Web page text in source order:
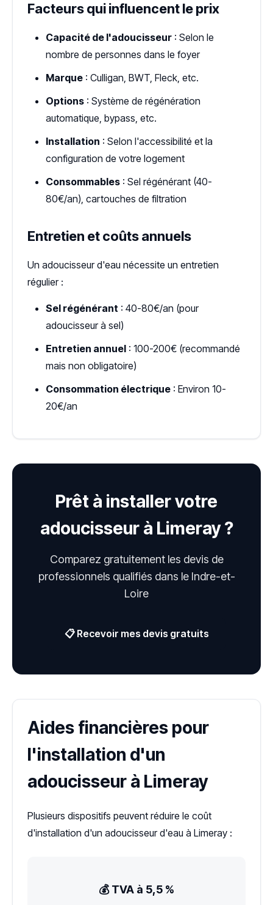
Facteurs qui influencent le prix
Capacité de l'adoucisseur : Selon le
nombre de personnes dans le foyer
Marque : Culligan, BWT, Fleck, etc.
Options : Système de régénération
automatique, bypass, etc.
Installation : Selon l'accessibilité et la
configuration de votre logement
Consommables : Sel régénérant (40-
80€/an), cartouches de filtration
Entretien et coûts annuels
Un adoucisseur d'eau nécessite un entretien
régulier :
Sel régénérant : 40-80€/an (pour
adoucisseur à sel)
Entretien annuel : 100-200€ (recommandé
mais non obligatoire)
Consommation électrique : Environ 10-
20€/an
Prêt à installer votre
adoucisseur à Limeray ?
Comparez gratuitement les devis de
professionnels qualifiés dans le Indre-et-
Loire
📋 Recevoir mes devis gratuits
Aides financières pour
l'installation d'un
adoucisseur à Limeray
Plusieurs dispositifs peuvent réduire le coût
d'installation d'un adoucisseur d'eau à Limeray :
💰 TVA à 5,5 %